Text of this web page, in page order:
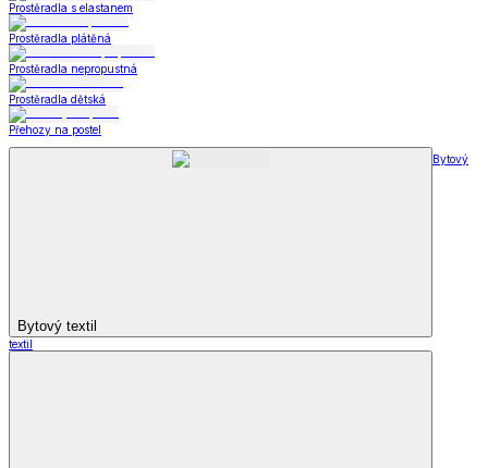
Prostěradla s elastanem
Prostěradla plátěná
Prostěradla nepropustná
Prostěradla dětská
Přehozy na postel
Bytový textil
Bytový
textil